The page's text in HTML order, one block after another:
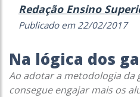
Redação Ensino
Publicado em 22/02/2017
Na lógica dos
Ao adotar a metodologia da
consegue engajar mais os